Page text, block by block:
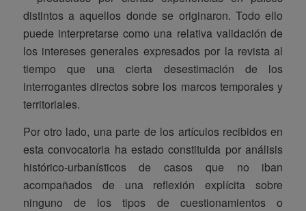
distintos a aquellos donde se originaron. Todo ello
puede interpretarse como una relativa validación de
los intereses generales expresados por la revista al
tiempo que una cierta desestimación de los
interrogantes directos sobre los marcos temporales y
territoriales.
Por otro lado, una parte de los artículos recibidos en
esta convocatoria ha estado constituida por análisis
histórico-urbanísticos de casos que no iban
acompañados de una reflexión explícita sobre
ninguno de los tipos de cuestionamientos o